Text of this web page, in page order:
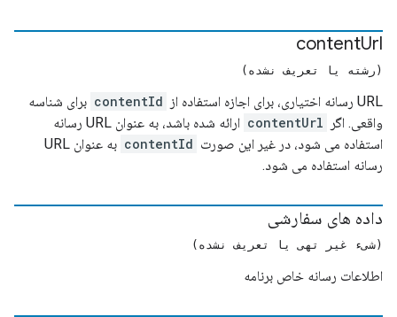
contentUrl
(رشته یا تعریف نشده)
URL رسانه اختیاری، برای اجازه استفاده از contentId برای شناسه
واقعی. اگر
contentUrl
ارائه شده باشد، به عنوان URL رسانه
استفاده می شود، در غیر این صورت contentId
به عنوان URL
رسانه استفاده می شود.
داده های سفارشی
(شیء غیر تهی یا تعریف نشده)
اطلاعات رسانه خاص برنامه